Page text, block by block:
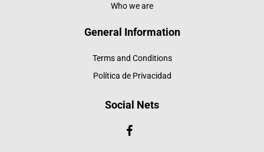
Who we are
General Information
Terms and Conditions
Política de Privacidad
Social Nets